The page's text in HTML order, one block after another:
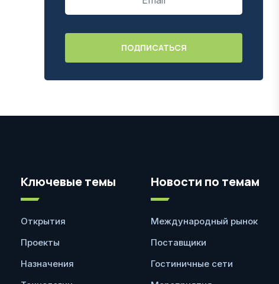
Ключевые темы
Открытия
Проекты
Назначения
Новости по темам
Международный рынок
Поставщики
Гостиничные сети